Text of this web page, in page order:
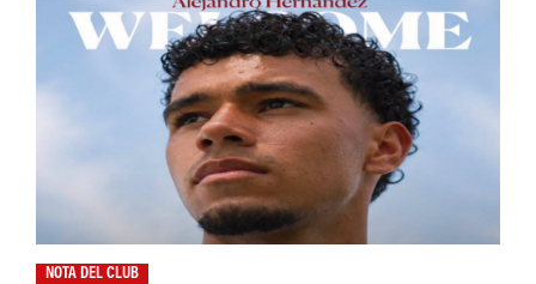
NOTA DEL CLUB